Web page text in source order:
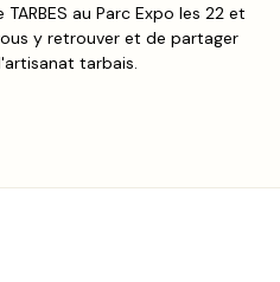
au Parc Expo les 22 et
y retrouver et de partager
tarbais.